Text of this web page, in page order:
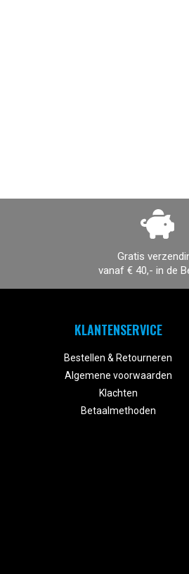
Gratis
vanaf € 40,- in de
KLANTENSERVICE
Bestellen & Retourneren
Algemene voorwaarden
Klachten
Betaalmethoden